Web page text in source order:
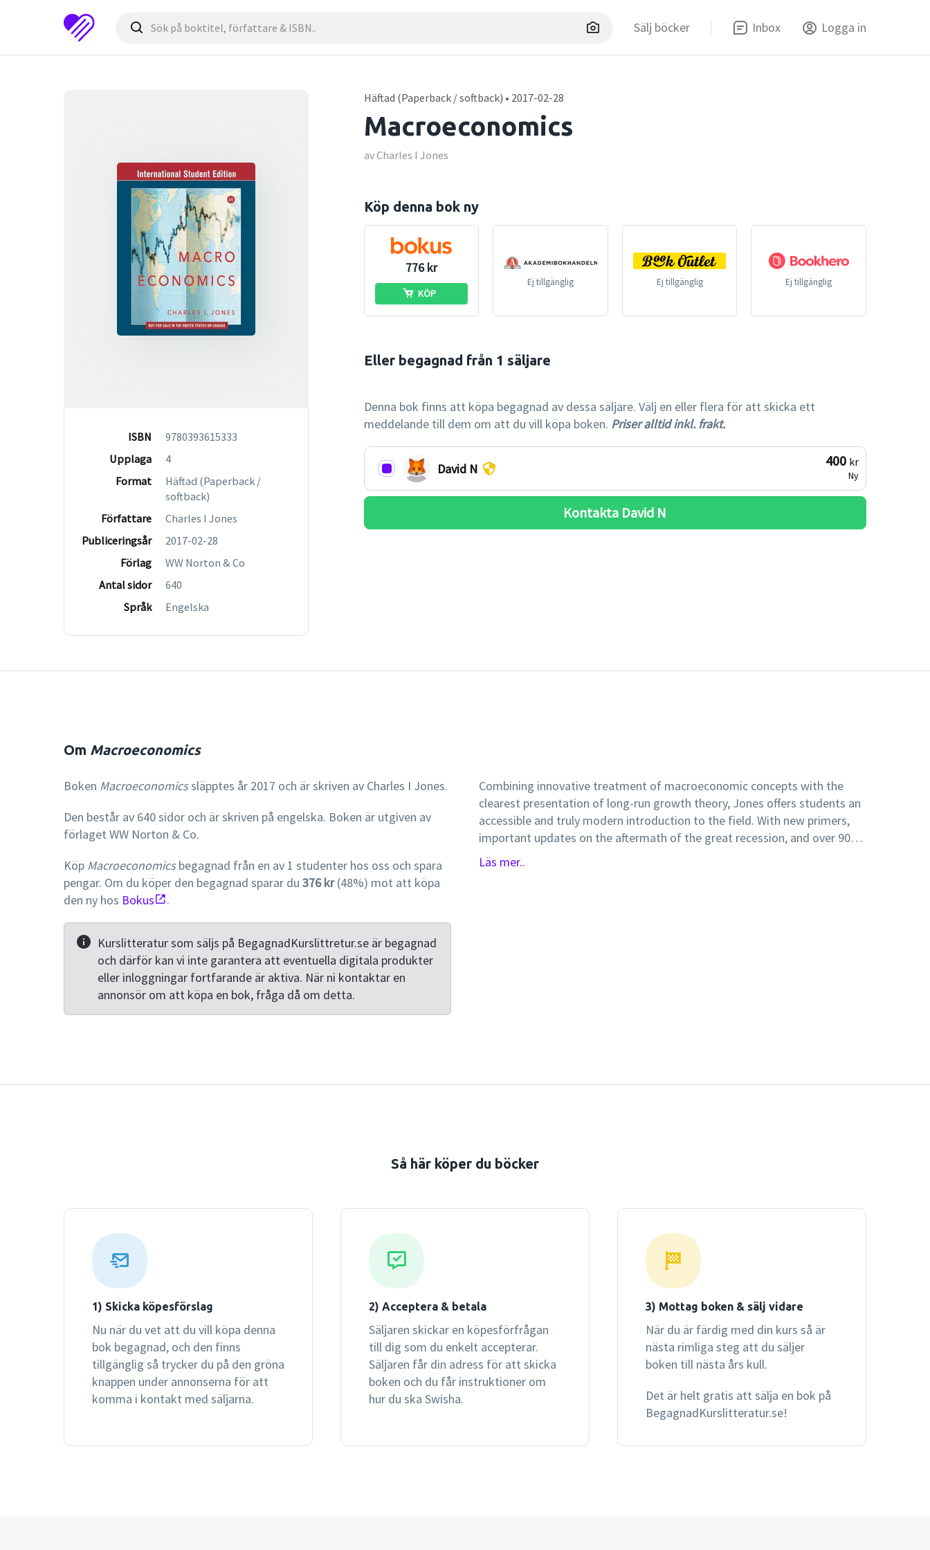
Sälj böcker Inbox Logga in
ISBN
9780393615333
Upplaga
4
Format
Häftad (Paperback /
softback)
Författare
Charles I Jones
Publiceringsår
2017-02-28
Förlag
WW Norton & Co
Antal sidor
640
Språk
Engelska
Häftad (Paperback / softback) • 2017-02-28
Macroeconomics
av Charles I Jones
Köp denna bok ny
776 kr
KÖP
Ej tillgänglig Ej tillgänglig Ej tillgänglig
Eller begagnad från 1 säljare
Denna bok finns att köpa begagnad av dessa säljare. Välj en eller flera för att skicka ett
meddelande till dem om att du vill köpa boken. Priser alltid inkl. frakt.
David N 400 kr
Ny
Kontakta David N
Om Macroeconomics
Boken Macroeconomicssläpptes år 2017 och är skriven av Charles I Jones.
Den består av 640 sidor och är skriven på engelska. Boken är utgiven av
förlaget WW Norton & Co.
Köp Macroeconomicsbegagnad från en av 1 studenter hos oss och spara
pengar. Om du köper den begagnad sparar du 376 kr(48%) mot att köpa
den ny hos Bokus .
Kurslitteratur som säljs på BegagnadKurslittretur.se är begagnad
och därför kan vi inte garantera att eventuella digitala produkter
eller inloggningar fortfarande är aktiva. När ni kontaktar en
annonsör om att köpa en bok, fråga då om detta.
Combining innovative treatment of macroeconomic concepts with the
clearest presentation of long-run growth theory, Jones offers students an
accessible and truly modern introduction to the field. With new primers,
important updates on the aftermath of the great recession, and over 90
updated charts and tables, Macroeconomics, fourth edition, is the ideal
Läs mer..
Så här köper du böcker
1) Skicka köpesförslag
Nu när du vet att du vill köpa denna
bok begagnad, och den finns
tillgänglig så trycker du på den gröna
knappen under annonserna för att
komma i kontakt med säljarna.
2) Acceptera & betala
Säljaren skickar en köpesförfrågan
till dig som du enkelt accepterar.
Säljaren får din adress för att skicka
boken och du får instruktioner om
hur du ska Swisha.
3) Mottag boken & sälj vidare
När du är färdig med din kurs så är
nästa rimliga steg att du säljer
boken till nästa års kull.
Det är helt gratis att sälja en bok på
BegagnadKurslitteratur.se!